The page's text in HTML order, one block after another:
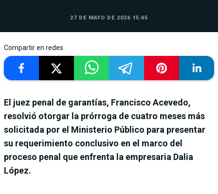
27 DE MAYO DE 2026 15:45
Compartir en redes
El juez penal de garantías, Francisco Acevedo,
resolvió otorgar la prórroga de cuatro meses más
solicitada por el Ministerio Público para presentar
su requerimiento conclusivo en el marco del
proceso penal que enfrenta la empresaria Dalia
López.